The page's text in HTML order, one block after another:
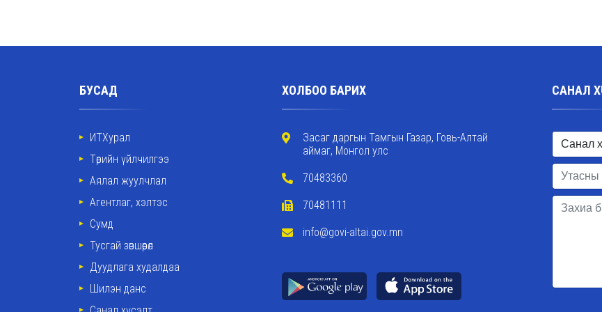
БУСАД
ИТХурал
Төрийн үйлчилгээ
Аялал жуулчлал
Агентлаг, хэлтэс
Сумд
Тусгай зөвшөөрөл
Дуудлага худалдаа
Шилэн данс
ХОЛБОО БАРИХ
Засаг даргын Тамгын Газар, Говь-Алтай
аймаг, Монгол улс
70483360
70481111
info@govi-altai.gov.mn
САНАЛ